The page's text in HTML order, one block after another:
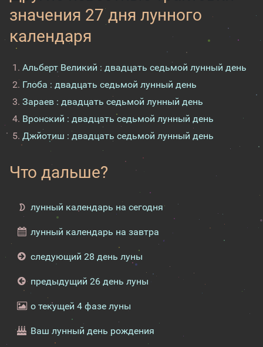
значения 27 дня лунного
календаря
Альберт Великий : двадцать седьмой лунный день
Глоба : двадцать седьмой лунный день
Зараев : двадцать седьмой лунный день
Вронский : двадцать седьмой лунный день
Джйотиш : двадцать седьмой лунный день
Что дальше?
лунный календарь на сегодня
лунный календарь на завтра
следующий 28 день луны
предыдущий 26 день луны
о текущей 4 фазе луны
Ваш лунный день рождения